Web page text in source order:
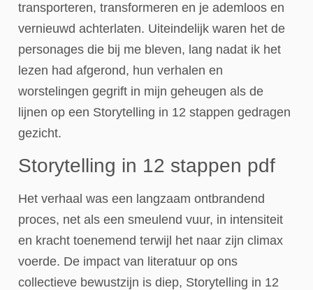
transporteren, transformeren en je ademloos en
vernieuwd achterlaten. Uiteindelijk waren het de
personages die bij me bleven, lang nadat ik het
lezen had afgerond, hun verhalen en
worstelingen gegrift in mijn geheugen als de
lijnen op een Storytelling in 12 stappen gedragen
gezicht.
Storytelling in 12 stappen pdf
Het verhaal was een langzaam ontbrandend
proces, net als een smeulend vuur, in intensiteit
en kracht toenemend terwijl het naar zijn climax
voerde. De impact van literatuur op ons
collectieve bewustzijn is diep, Storytelling in 12